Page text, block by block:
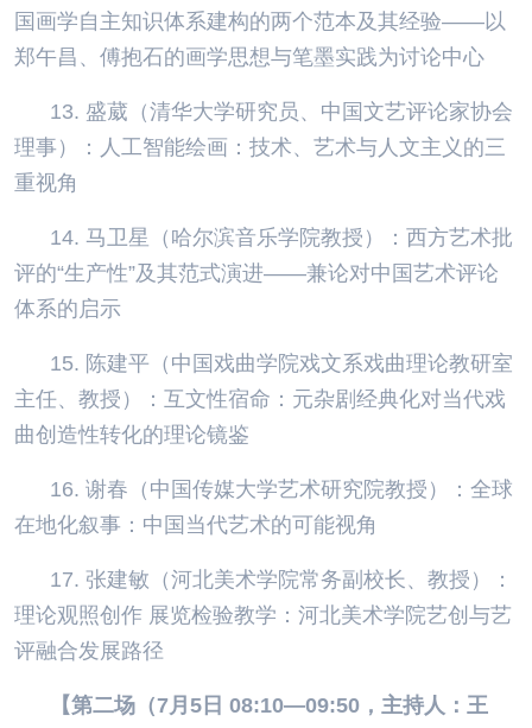
国画学自主知识体系建构的两个范本及其经验——以
郑午昌、傅抱石的画学思想与笔墨实践为讨论中心
13. 盛葳（清华大学研究员、中国文艺评论家协会
理事）：人工智能绘画：技术、艺术与人文主义的三
重视角
14. 马卫星（哈尔滨音乐学院教授）：西方艺术批
评的“生产性”及其范式演进——兼论对中国艺术评论
体系的启示
15. 陈建平（中国戏曲学院戏文系戏曲理论教研室
主任、教授）：互文性宿命：元杂剧经典化对当代戏
曲创造性转化的理论镜鉴
16. 谢春（中国传媒大学艺术研究院教授）：全球
在地化叙事：中国当代艺术的可能视角
17. 张建敏（河北美术学院常务副校长、教授）：
理论观照创作 展览检验教学：河北美术学院艺创与艺
评融合发展路径
【第二场（7月5日 08:10—09:50，主持人：王